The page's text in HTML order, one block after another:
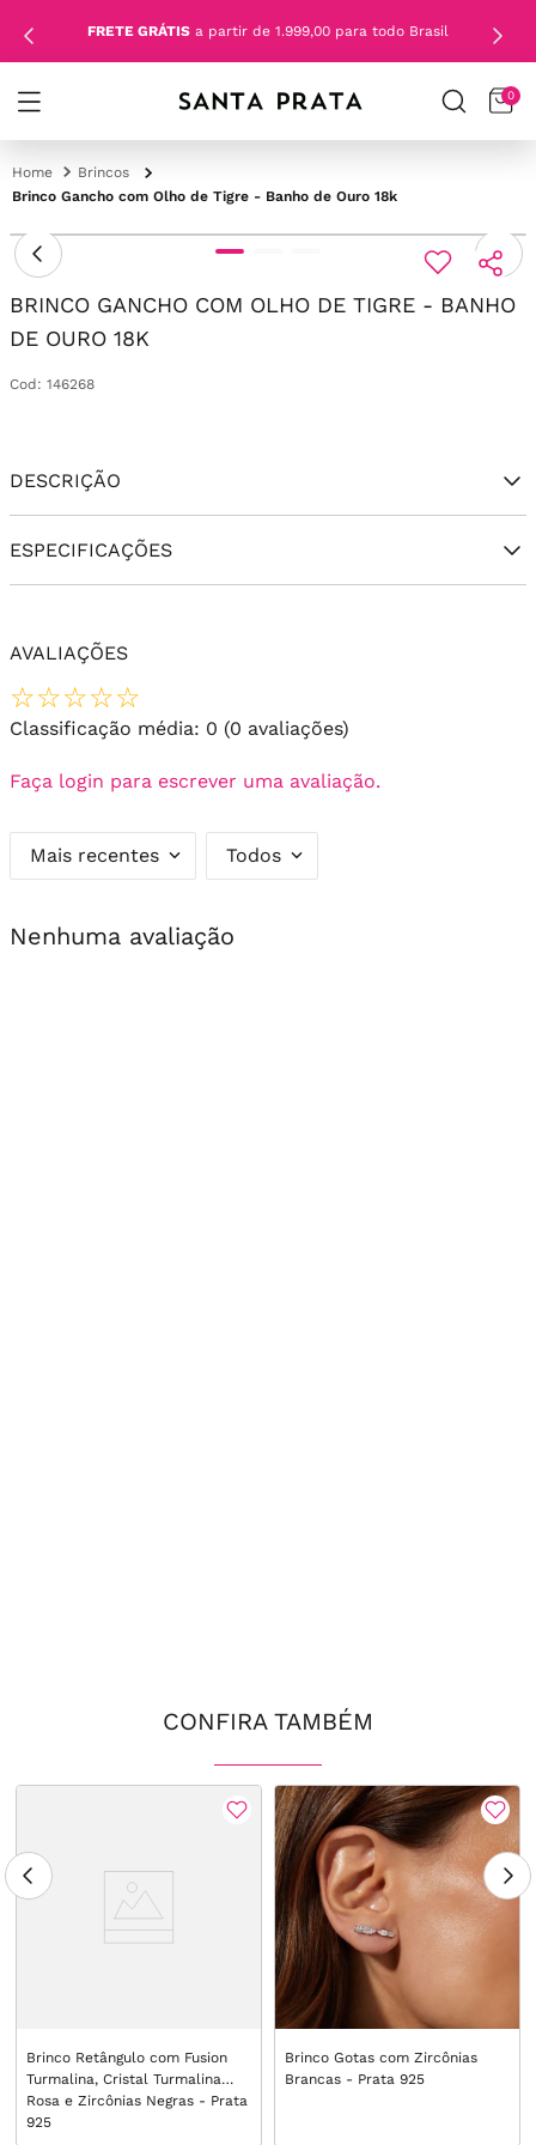
FRETE GRÁTIS a partir de 1.999,00 para todo Brasil
0
Brincos
Brinco Gancho com Olho de Tigre - Banho de Ouro 18k
BRINCO GANCHO COM OLHO DE TIGRE - BANHO
DE OURO 18K
Cod : 146268
DESCRIÇÃO
ESPECIFICAÇÕES
AVALIAÇÕES
☆☆☆☆☆
Classificação média: 0 (0 avaliações)
Faça login para escrever uma avaliação.
Mais recentes Todos
Nenhuma avaliação
CONFIRA TAMBÉM
Brinco Retângulo com Fusion
Turmalina, Cristal Turmalina
Rosa e Zircônias Negras - Prata
925
Brinco Gotas com Zircônias
Brancas - Prata 925